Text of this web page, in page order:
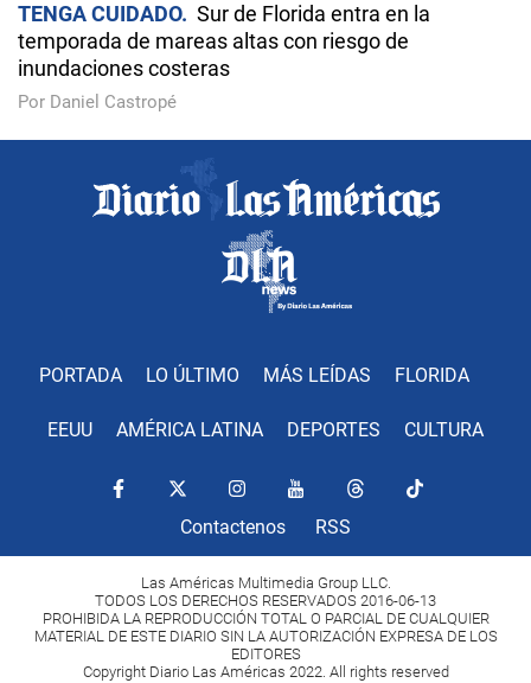
TENGA CUIDADO
Sur de Florida entra en la
temporada de mareas altas con riesgo de
inundaciones costeras
Por Daniel Castropé
PORTADA LO ÚLTIMO MÁS LEÍDAS FLORIDA
EEUU AMÉRICA LATINA DEPORTES CULTURA
Contactenos RSS
Las Américas Multimedia Group LLC.
TODOS LOS DERECHOS RESERVADOS 2016-06-13
PROHIBIDA LA REPRODUCCIÓN TOTAL O PARCIAL DE CUALQUIER
MATERIAL DE ESTE DIARIO SIN LA AUTORIZACIÓN EXPRESA DE LOS
EDITORES
Copyright Diario Las Américas 2022. All rights reserved